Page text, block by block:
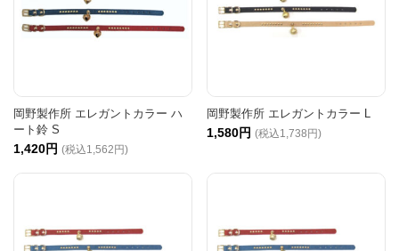
岡野製作所 エレガントカラー ハ
ート鈴 S
1,420円 (税込1,562円)
岡野製作所 エレガントカラー L
1,580円 (税込1,738円)